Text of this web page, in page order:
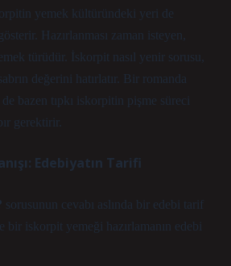
yemek kültüründeki yeri de
Hazırlanması zaman isteyen,
türüdür. İskorpit nasıl yenir sorusu,
değerini hatırlatır. Bir romanda
bazen tıpkı iskorpitin pişme süreci
gerektirir.
Edebiyatın Tarifi
sorusunun cevabı aslında bir edebi tarif
bir iskorpit yemeği hazırlamanın edebi